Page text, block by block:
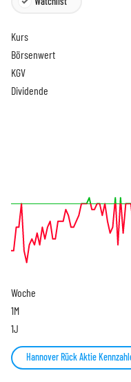
Kurs
Börsenwert
KGV
Dividende
Woche
1M
1J
Hannover Rück Aktie